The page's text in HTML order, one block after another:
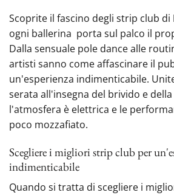
Scoprite il fascino degli strip ‍club di
ogni ballerina ‍ porta sul palco il
Dalla sensuale pole dance alle
artisti sanno come affascinare il
un'esperienza‍ indimenticabile.
serata all'insegna del brivido e
l'atmosfera è elettrica e le
poco mozzafiato.
Scegliere i migliori strip club per
indimenticabile
Quando si tratta di scegliere i